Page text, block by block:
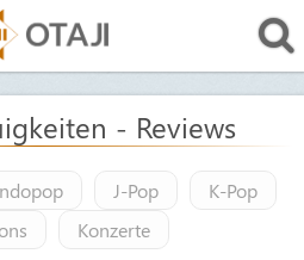
- Reviews
J-Pop
K-Pop
Konzerte